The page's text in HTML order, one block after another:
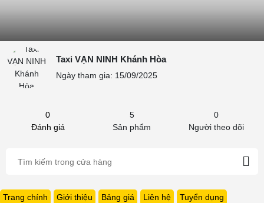
Taxi VẠN NINH Khánh Hòa
Ngày tham gia: 15/09/2025
0
Đánh giá
5
Sản phẩm
0
Người theo dõi
Trang chính Giới thiệu Bảng giá Liên hệ Tuyển dụng